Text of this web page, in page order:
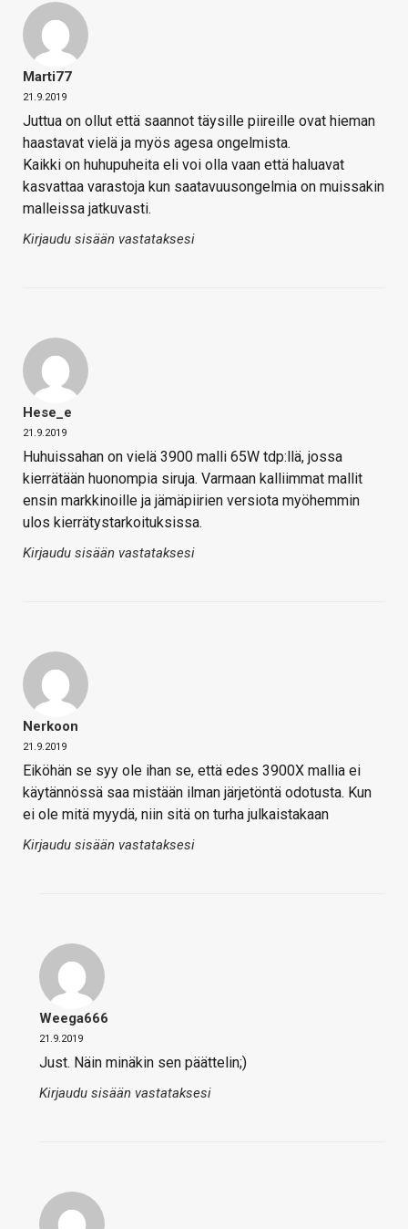
Marti77
21.9.2019
Juttua on ollut että saannot täysille piireille ovat hieman
haastavat vielä ja myös agesa ongelmista.
Kaikki on huhupuheita eli voi olla vaan että haluavat
kasvattaa varastoja kun saatavuusongelmia on muissakin
malleissa jatkuvasti.
Kirjaudu sisään vastataksesi
Hese_e
21.9.2019
Huhuissahan on vielä 3900 malli 65W tdp:llä, jossa
kierrätään huonompia siruja. Varmaan kalliimmat mallit
ensin markkinoille ja jämäpiirien versiota myöhemmin
ulos kierrätystarkoituksissa.
Kirjaudu sisään vastataksesi
Nerkoon
21.9.2019
Eiköhän se syy ole ihan se, että edes 3900X mallia ei
käytännössä saa mistään ilman järjetöntä odotusta. Kun
ei ole mitä myydä, niin sitä on turha julkaistakaan
Kirjaudu sisään vastataksesi
Weega666
21.9.2019
Just. Näin minäkin sen päättelin;)
Kirjaudu sisään vastataksesi